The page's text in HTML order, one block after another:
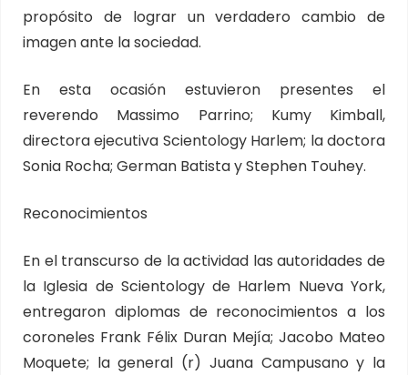
propósito de lograr un verdadero cambio de
imagen ante la sociedad.
En esta ocasión estuvieron presentes el
reverendo Massimo Parrino; Kumy Kimball,
directora ejecutiva Scientology Harlem; la doctora
Sonia Rocha; German Batista y Stephen Touhey.
Reconocimientos
En el transcurso de la actividad las autoridades de
la Iglesia de Scientology de Harlem Nueva York,
entregaron diplomas de reconocimientos a los
coroneles Frank Félix Duran Mejía; Jacobo Mateo
Moquete; la general (r) Juana Campusano y la